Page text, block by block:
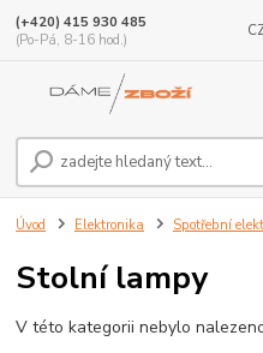
(+420) 415 930 485
(Po-Pá, 8-16 hod.)
Úvod Elektronika Spotřební
Stolní lampy
V této kategorii nebylo